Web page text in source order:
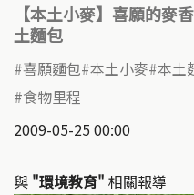
【本土小麥】喜願的麥
土麵包
喜願麵包 本土小麥 本土
食物里程
2009-05-25 00:00
與 "環境教育" 相關報導